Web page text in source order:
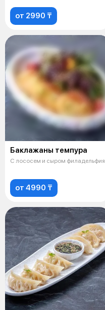
от 2990 ₸
Баклажаны темпура
С лососем и сыром филадельфия
от 4990 ₸